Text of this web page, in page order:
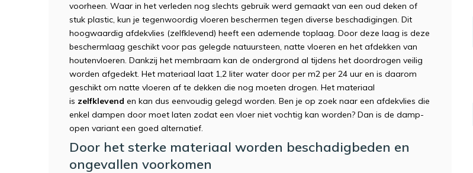
voorheen. Waar in het verleden nog slechts gebruik werd gemaakt van een oud deken of
stuk plastic, kun je tegenwoordig vloeren beschermen tegen diverse beschadigingen. Dit
hoogwaardig afdekvlies (zelfklevend) heeft een ademende toplaag. Door deze laag is deze
beschermlaag geschikt voor pas gelegde natuursteen, natte vloeren en het afdekken van
houtenvloeren. Dankzij het membraam kan de ondergrond al tijdens het doordrogen veilig
worden afgedekt. Het materiaal laat 1,2 liter water door per m2 per 24 uur en is daarom
geschikt om natte vloeren af te dekken die nog moeten drogen. Het materiaal
is zelfklevend en kan dus eenvoudig gelegd worden. Ben je op zoek naar een afdekvlies die
enkel dampen door moet laten zodat een vloer niet vochtig kan worden? Dan is de damp-
open variant een goed alternatief.
Door het sterke materiaal worden beschadigbeden en
ongevallen voorkomen